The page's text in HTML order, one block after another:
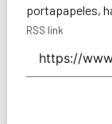
portapapeles,
RSS link